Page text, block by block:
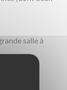
salle à